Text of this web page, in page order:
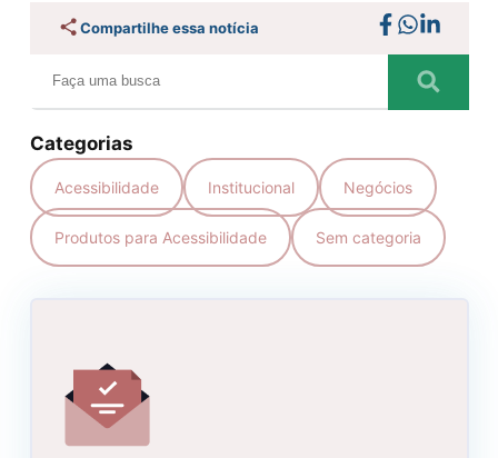
Compartilhe essa notícia
Categorias
Acessibilidade Institucional Negócios
Produtos para Acessibilidade Sem categoria